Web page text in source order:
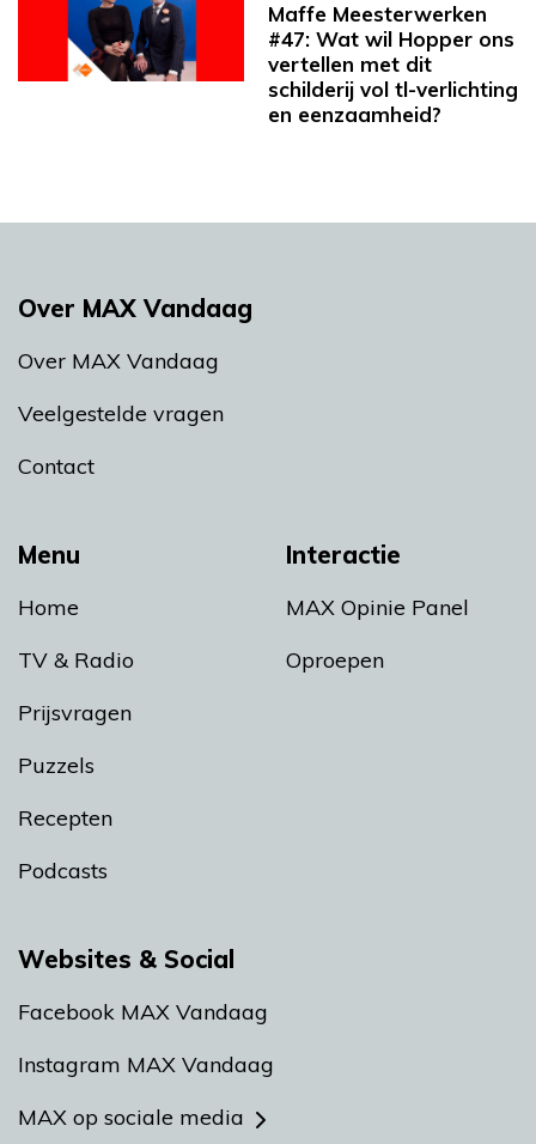
Maffe Meesterwerken
#47: Wat wil Hopper ons
vertellen met dit
schilderij vol tl-verlichting
en eenzaamheid?
Menu
Home
TV & Radio
Prijsvragen
Puzzels
Recepten
Podcasts
Interactie
MAX Opinie Panel
Oproepen
Over MAX Vandaag
Over MAX Vandaag
Veelgestelde vragen
Contact
Websites & Social
Facebook MAX Vandaag
Instagram MAX Vandaag
MAX op sociale media